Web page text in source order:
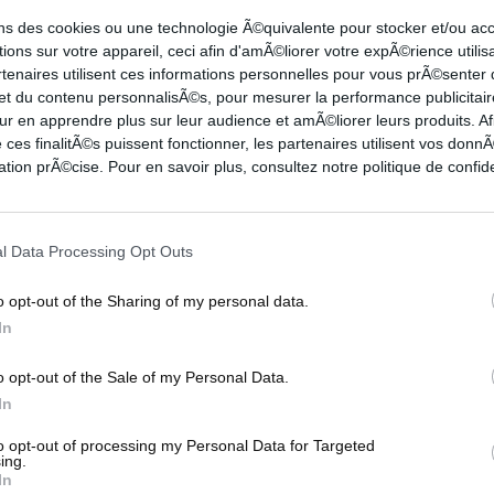
des cookies ou une technologie Ã©quivalente pour stocker et/ou
sur votre appareil, ceci afin d'amÃ©liorer votre expÃ©rience
utilisent ces informations personnelles pour vous prÃ©senter
du contenu personnalisÃ©s, pour mesurer la performance
en apprendre plus sur leur audience et amÃ©liorer leurs produits.
ces finalitÃ©s puissent fonctionner, les partenaires utilisent vos
prÃ©cise. Pour en savoir plus, consultez notre politique de
Data Processing Opt Outs
opt-out of the Sharing of my personal data.
opt-out of the Sale of my Personal Data.
opt-out of processing my Personal Data for Targeted
Game 1 des NBA Finals entre les Knicks et
va trop vite et trop haut pour les Knicks.
un tir assassin dans le